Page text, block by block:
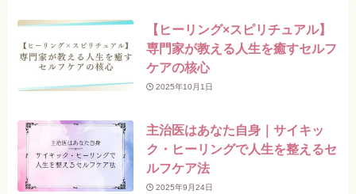
【ヒーリング×スピリチュアル】
専門家が教える人生を癒すセルフ
ケアの核心
2025年10月1日
主治医はあなた自身｜サイキッ
ク・ヒーリングで人生を整えるセ
ルフケア法
2025年9月24日